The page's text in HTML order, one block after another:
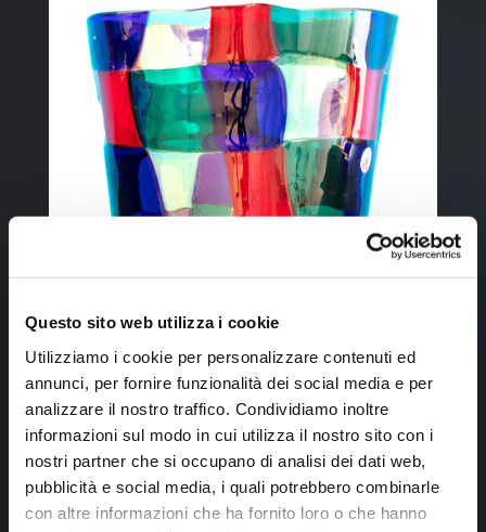
Questo sito web utilizza i cookie
Utilizziamo i cookie per personalizzare contenuti ed
annunci, per fornire funzionalità dei social media e per
analizzare il nostro traffico. Condividiamo inoltre
informazioni sul modo in cui utilizza il nostro sito con i
nostri partner che si occupano di analisi dei dati web,
pubblicità e social media, i quali potrebbero combinarle
con altre informazioni che ha fornito loro o che hanno